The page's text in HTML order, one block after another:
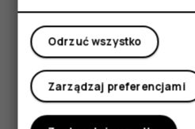
Moje konto
Przeszukuj sieć i sprawdzaj, co
korzystając z Google Search.
wyszukiwane hasła za pomocą
W przeglądarce Chrome
Dotknij paska
Odrzuć wszystko
Zarządzaj preferencjami